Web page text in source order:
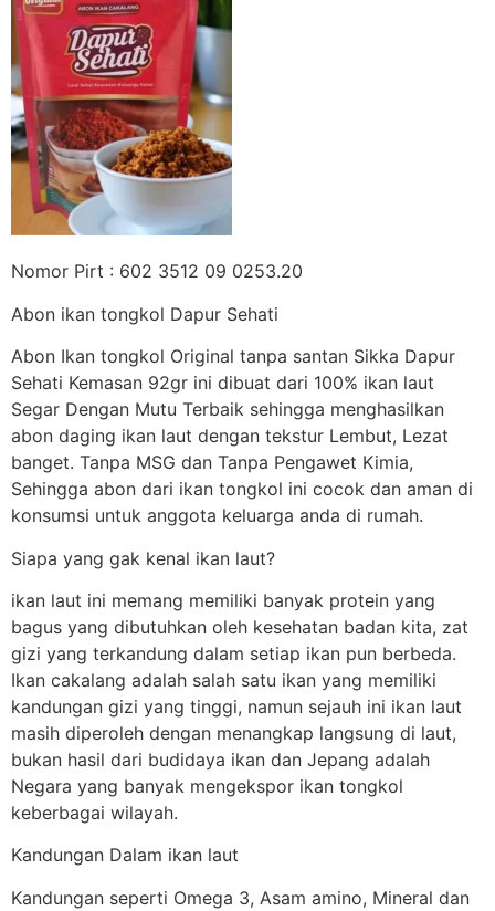
Nomor Pirt : 602 3512 09 0253.20
Abon ikan tongkol Dapur Sehati
Abon Ikan tongkol Original tanpa santan Sikka Dapur
Sehati Kemasan 92gr ini dibuat dari 100% ikan laut
Segar Dengan Mutu Terbaik sehingga menghasilkan
abon daging ikan laut dengan tekstur Lembut, Lezat
banget. Tanpa MSG dan Tanpa Pengawet Kimia,
Sehingga abon dari ikan tongkol ini cocok dan aman di
konsumsi untuk anggota keluarga anda di rumah.
Siapa yang gak kenal ikan laut?
ikan laut ini memang memiliki banyak protein yang
bagus yang dibutuhkan oleh kesehatan badan kita, zat
gizi yang terkandung dalam setiap ikan pun berbeda.
Ikan cakalang adalah salah satu ikan yang memiliki
kandungan gizi yang tinggi, namun sejauh ini ikan laut
masih diperoleh dengan menangkap langsung di laut,
bukan hasil dari budidaya ikan dan Jepang adalah
Negara yang banyak mengekspor ikan tongkol
keberbagai wilayah.
Kandungan Dalam ikan laut
Kandungan seperti Omega 3, Asam amino, Mineral dan